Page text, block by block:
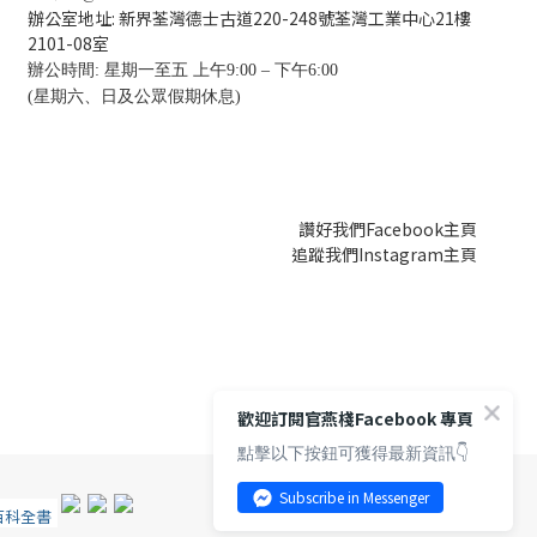
辦公室地址: 新界荃灣德士古道220-248號荃灣工業中心21樓
2101-08室
辦公時間: 星期一至五 上午9:00 – 下午6:00
(星期六、日及公眾假期休息)
讚好我們Facebook主頁
追蹤我們Instagram主頁
歡迎訂閱官燕棧Facebook 專頁
點擊以下按鈕可獲得最新資訊👇
Subscribe in Messenger